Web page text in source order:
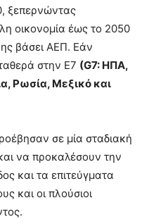
ξεπερνώντας
οικονομία έως το 2050
βάσει ΑΕΠ. Εάν
στην E7 (G7: ΗΠΑ,
Ρωσία, Μεξικό και
σε μία σταδιακή
να προκαλέσουν την
και τα επιτεύγματα
και οι πλούσιοι